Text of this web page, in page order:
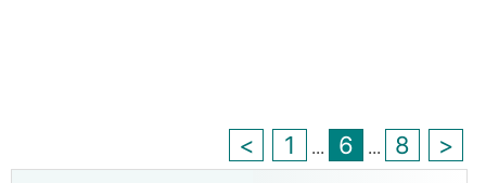
< 1 ... 6 ... 8 >